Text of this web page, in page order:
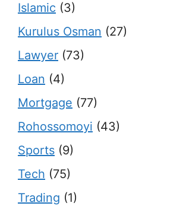
Islamic (3)
Kurulus Osman (27)
Lawyer (73)
Loan (4)
Mortgage (77)
Rohossomoyi (43)
Sports (9)
Tech (75)
Trading (1)